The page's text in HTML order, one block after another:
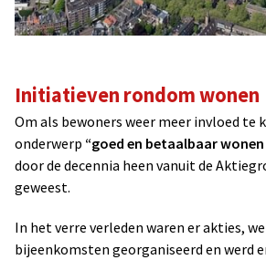
Initiatieven rondom wonen
Om als bewoners weer meer invloed te
onderwerp “goed en betaalbaar wonen
door de decennia heen vanuit de
geweest.
In het verre verleden waren er akties,
bijeenkomsten georganiseerd en werd